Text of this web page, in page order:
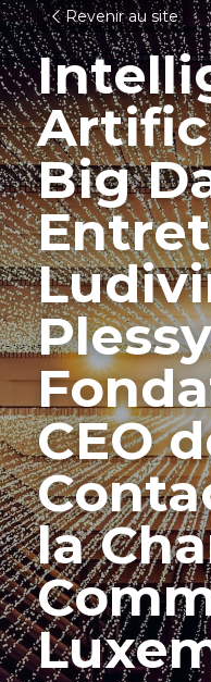
Revenir au site
Big
CEO
la